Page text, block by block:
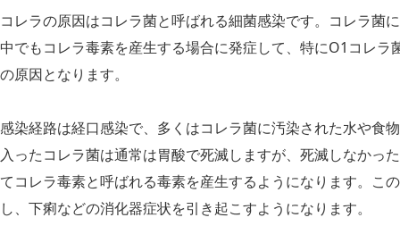
コレラの原因はコレラ菌と呼ばれる細菌感染です。コレラ菌
中でもコレラ毒素を産生する場合に発症して、特にO1コレ
の原因となります。
感染経路は経口感染で、多くはコレラ菌に汚染された水や食
入ったコレラ菌は通常は胃酸で死滅しますが、死滅しなかっ
てコレラ毒素と呼ばれる毒素を産生するようになります。こ
し、下痢などの消化器症状を引き起こすようになります。